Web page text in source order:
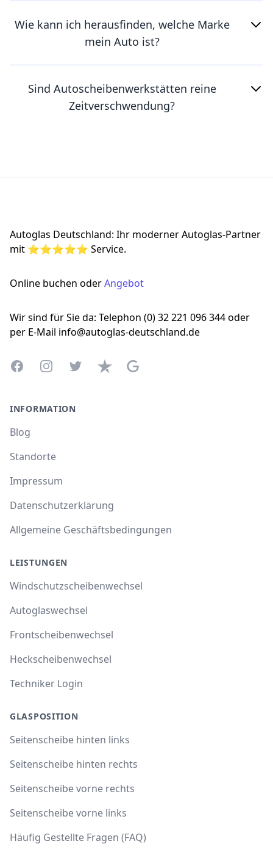
Wie kann ich herausfinden, welche Marke
mein Auto ist?
Sind Autoscheibenwerkstätten reine
Zeitverschwendung?
Autoglas Deutschland: Ihr moderner Autoglas-Partner
mit ⭐⭐⭐⭐⭐ Service.
Online buchen oderAngebot
Wir sind für Sie da: Telephon (0) 32 221 096 344 oder
per E-Mail info@autoglas-deutschland.de
FacebookInstagramTwitterTrustpilotGoogle Business Profile
INFORMATION
Blog
Standorte
Impressum
Datenschutzerklärung
Allgemeine Geschäftsbedingungen
LEISTUNGEN
Windschutzscheibenwechsel
Autoglaswechsel
Frontscheibenwechsel
Heckscheibenwechsel
Techniker Login
GLASPOSITION
Seitenscheibe hinten links
Seitenscheibe hinten rechts
Seitenscheibe vorne rechts
Seitenscheibe vorne links
Häufig Gestellte Fragen (FAQ)